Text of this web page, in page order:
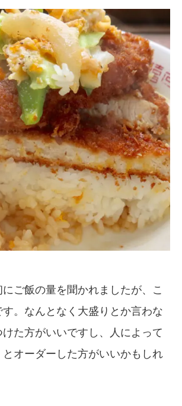
ご飯の量を聞かれましたが、こ
。なんとなく大盛りとか言わな
た方がいいですし、人によって
オーダーした方がいいかもしれ